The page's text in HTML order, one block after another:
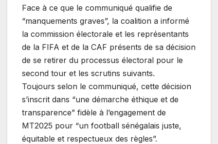
Face à ce que le communiqué qualifie de
“manquements graves”, la coalition a informé
la commission électorale et les représentants
de la FIFA et de la CAF présents de sa décision
de se retirer du processus électoral pour le
second tour et les scrutins suivants.
Toujours selon le communiqué, cette décision
s’inscrit dans “une démarche éthique et de
transparence” fidèle à l’engagement de
MT2025 pour “un football sénégalais juste,
équitable et respectueux des règles”.